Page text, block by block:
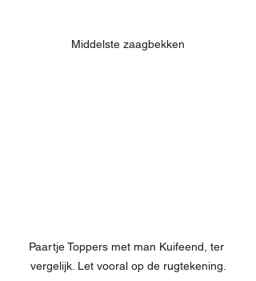
Middelste zaagbekken
Paartje Toppers met man Kuifeend, ter
vergelijk. Let vooral op de rugtekening.